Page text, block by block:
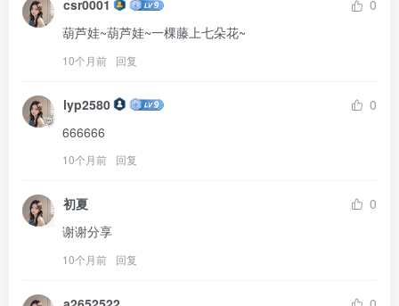
csr0001
0
葫芦娃~葫芦娃~一棵藤上七朵花~
10个月前 回复
lyp2580
0
666666
10个月前 回复
初夏
0
谢谢分享
10个月前 回复